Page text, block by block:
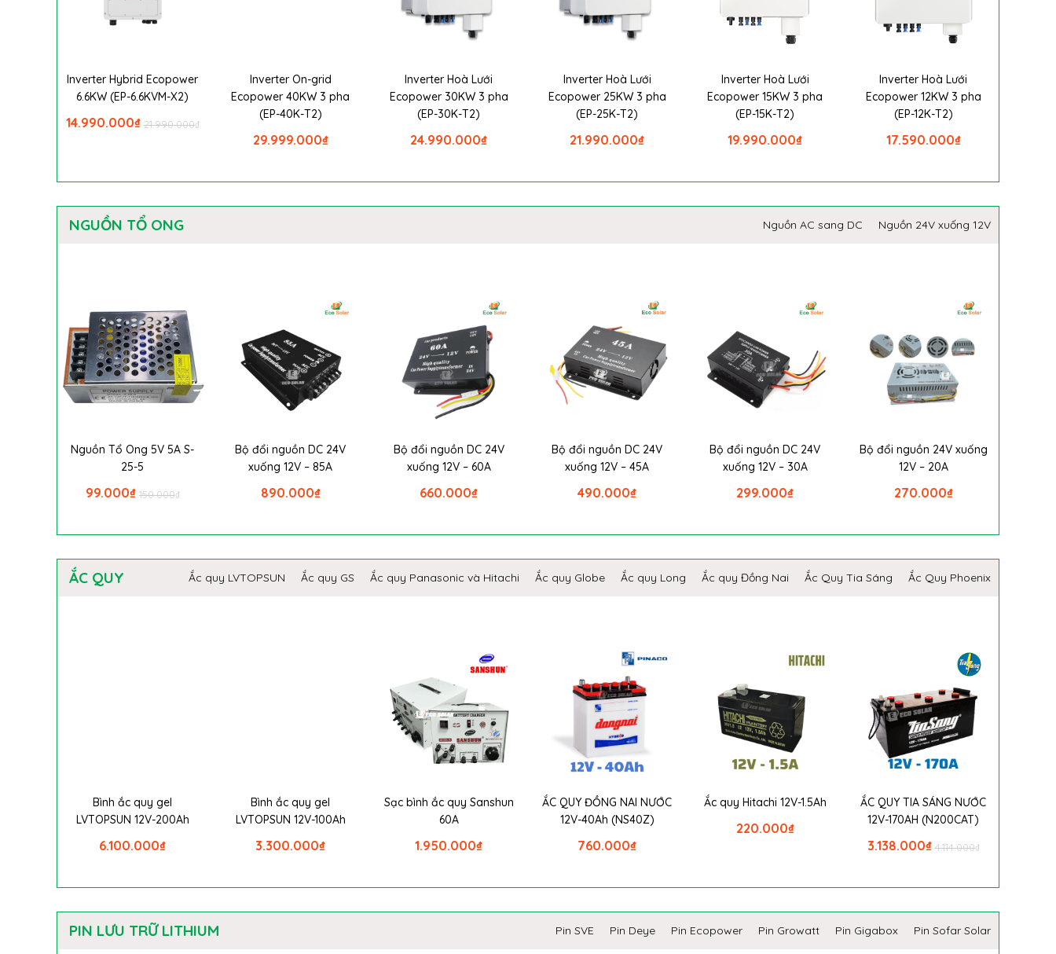
Inverter Hybrid Ecopower
6.6KW (EP-6.6KVM-X2)
₫
21.990.000
₫
14.990.000
Inverter On-grid
Ecopower 40KW 3 pha
(EP-40K-T2)
₫
29.999.000
Inverter Hoà Lưới
Ecopower 30KW 3 pha
(EP-30K-T2)
₫
24.990.000
Inverter Hoà Lưới
Ecopower 25KW 3 pha
(EP-25K-T2)
₫
21.990.000
Inverter Hoà Lưới
Ecopower 15KW 3 pha
(EP-15K-T2)
₫
19.990.000
Inverter Hoà Lưới
Ecopower 12KW 3 pha
(EP-12K-T2)
₫
17.590.000
NGUỒN TỔ ONG Nguồn AC sang DC Nguồn 24V xuống 12V
Nguồn Tổ Ong 5V 5A S-
25-5
₫
150.000
₫
99.000
Bộ đổi nguồn DC 24V
xuống 12V – 85A
₫
890.000
Bộ đổi nguồn DC 24V
xuống 12V – 60A
₫
660.000
Bộ đổi nguồn DC 24V
xuống 12V – 45A
₫
490.000
Bộ đổi nguồn DC 24V
xuống 12V – 30A
₫
299.000
Bộ đổi nguồn 24V xuống
12V – 20A
₫
270.000
ẮC QUY Ắc quy LVTOPSUN Ắc quy GS Ắc quy Panasonic và Hitachi Ắc quy Globe Ắc quy Long Ắc quy Đồng Nai Ắc Quy Tia Sáng Ắc Quy Phoenix
Bình ắc quy gel
LVTOPSUN 12V-200Ah
₫
6.100.000
Bình ắc quy gel
LVTOPSUN 12V-100Ah
₫
3.300.000
Sạc bình ắc quy Sanshun
60A
₫
1.950.000
ẮC QUY ĐỒNG NAI NƯỚC
12V-40Ah (NS40Z)
₫
760.000
Ắc quy Hitachi 12V-1.5Ah
₫
220.000
ẮC QUY TIA SÁNG NƯỚC
12V-170AH (N200CAT)
₫
4.114.000
₫
3.138.000
PIN LƯU TRỮ LITHIUM Pin SVE Pin Deye Pin Ecopower Pin Growatt Pin Gigabox Pin Sofar Solar